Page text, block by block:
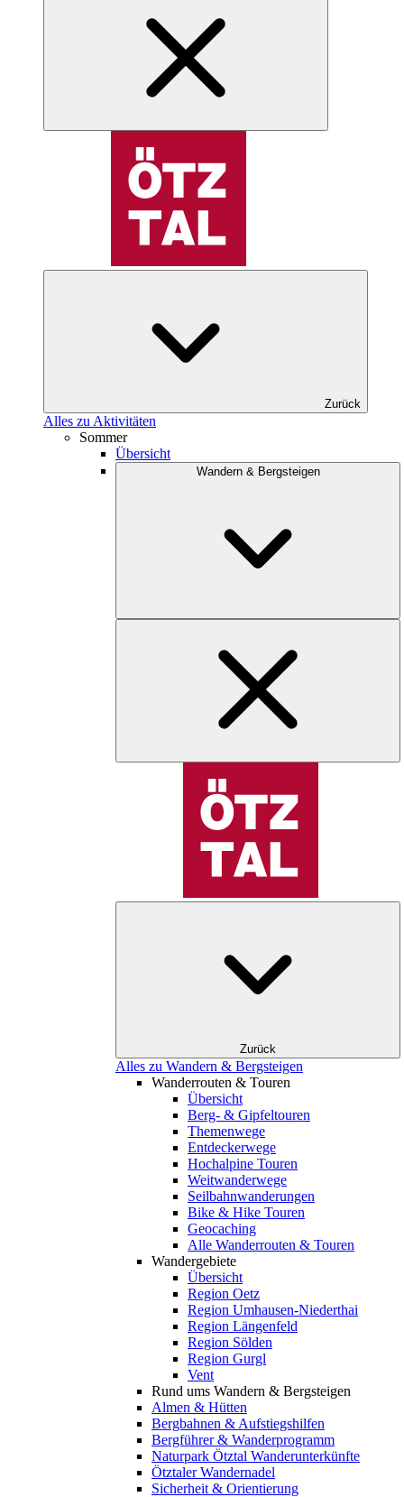
Zurück
Alles zu Aktivitäten
Sommer
Übersicht
Wandern & Bergsteigen
Zurück
Alles zu Wandern & Bergsteigen
Wanderrouten & Touren
Übersicht
Berg- & Gipfeltouren
Themenwege
Entdeckerwege
Hochalpine Touren
Weitwanderwege
Seilbahnwanderungen
Bike & Hike Touren
Geocaching
Alle Wanderrouten & Touren
Wandergebiete
Übersicht
Region Oetz
Region Umhausen-Niederthai
Region Längenfeld
Region Sölden
Region Gurgl
Vent
Rund ums Wandern & Bergsteigen
Almen & Hütten
Bergbahnen & Aufstiegshilfen
Bergführer & Wanderprogramm
Naturpark Ötztal Wanderunterkünfte
Ötztaler Wandernadel
Sicherheit & Orientierung